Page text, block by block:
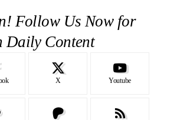
Follow Us Now for
Daily Content
X Youtube